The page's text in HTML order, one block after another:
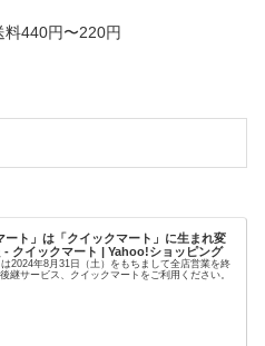
440円〜220円
ート」は「クイックマート」に生まれ変
- クイックマート | Yahoo!ショッピング
2024年8月31日（土）をもちまして全店営業を終
継サービス、クイックマートをご利用ください。